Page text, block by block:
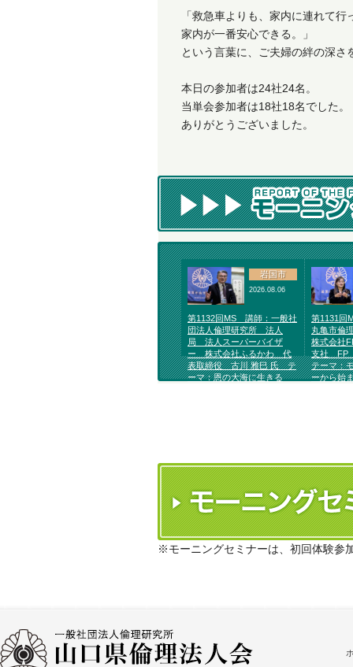
「救急車よりも、家内に連れて行
家内が一番安心できる。」
という言葉に、ご夫婦の絆の深さ
本日の参加者は24社24名。
当単会参加者は18社18名でした。
ありがとうございました。
岩国市
2026.08.06
第1132回MS 講師：一般社
団法人倫理研究所 法人
局 法人スーパーバイザ
ー 株式会社ふるかわ 代
表取締役 古川 雅巳 氏 テ
ーマ：恩の大海に生きる
第1131回
丸亀市
株式会社
支社
テーマ：
ーから始
※モーニングセミナーは、初回体験参